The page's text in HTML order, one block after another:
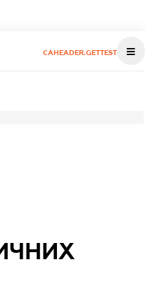
CAHEADER.GETTEST